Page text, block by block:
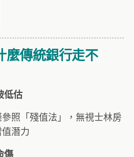
麼傳統銀行走不
低估
照「殘值法」，無視士林房
潛力
傷